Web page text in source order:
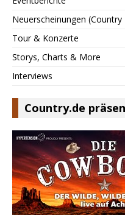
Neuerscheinungen (Country
Tour & Konzerte
Storys, Charts & More
Interviews
Country.de